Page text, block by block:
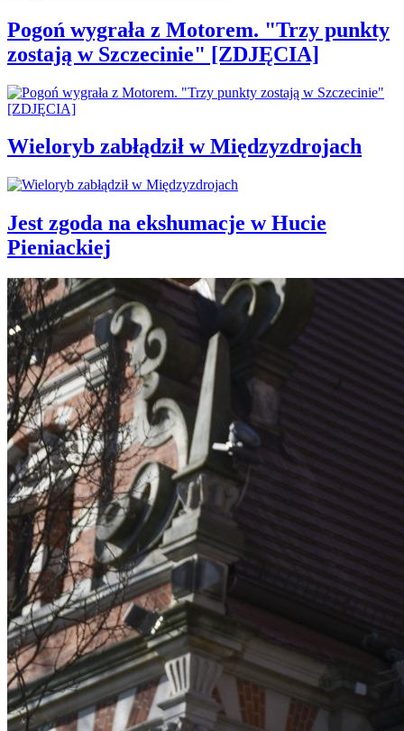
Pogoń wygrała z Motorem. "Trzy punkty
zostają w Szczecinie" [ZDJĘCIA]
Wieloryb zabłądził w Międzyzdrojach
Jest zgoda na ekshumacje w Hucie
Pieniackiej